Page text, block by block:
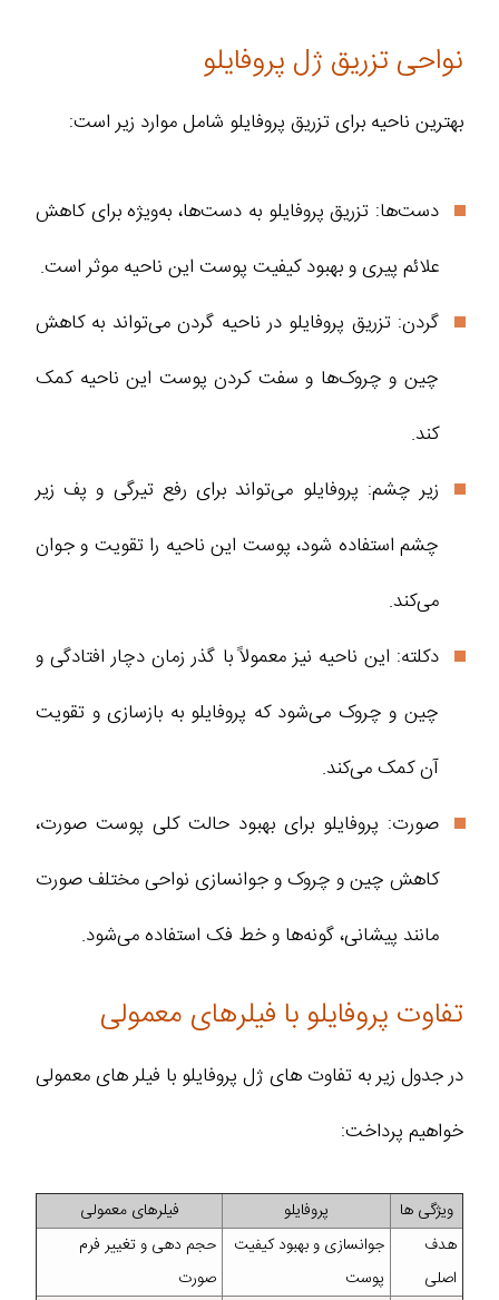
نواحی تزریق ژل پروفایلو
بهترین ناحیه برای تزریق پروفایلو شامل موارد زیر است:
دست‌ها: تزریق پروفایلو به دست‌ها، به‌ویژه برای کاهش
علائم پیری و بهبود کیفیت پوست این ناحیه موثر است.
گردن: تزریق پروفایلو در ناحیه گردن می‌تواند به کاهش
چین و چروک‌ها و سفت کردن پوست این ناحیه کمک
کند.
زیر چشم: پروفایلو می‌تواند برای رفع تیرگی و پف زیر
چشم استفاده شود، پوست این ناحیه را تقویت و جوان‌
می‌کند.
دکلته: این ناحیه نیز معمولاً با گذر زمان دچار افتادگی و
چین و چروک می‌شود که پروفایلو به بازسازی و تقویت
آن کمک می‌کند.
صورت: پروفایلو برای بهبود حالت کلی پوست صورت،
کاهش چین و چروک و جوانسازی نواحی مختلف صورت
مانند پیشانی، گونه‌ها و خط فک استفاده می‌شود.
تفاوت پروفایلو با فیلرهای معمولی
در جدول زیر به تفاوت های ژل پروفایلو با فیلر های معمولی
خواهیم پرداخت:
ویژگی‌ ها پروفایلو
فیلرهای معمولی
هدف
اصلی
جوانسازی و بهبود کیفیت
پوست
حجم‌ دهی و تغییر فرم
صورت